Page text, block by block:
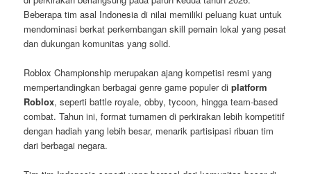
Beberapa tim asal Indonesia di nilai memiliki peluang kuat untuk
mendominasi berkat perkembangan skill pemain lokal yang pesat
dan dukungan komunitas yang solid.
Roblox Championship merupakan ajang kompetisi resmi yang
mempertandingkan berbagai genre game populer diplatform
Roblox, seperti battle royale, obby, tycoon, hingga team-based
combat. Tahun ini, format turnamen di perkirakan lebih kompetitif
dengan hadiah yang lebih besar, menarik partisipasi ribuan tim
dari berbagai negara.